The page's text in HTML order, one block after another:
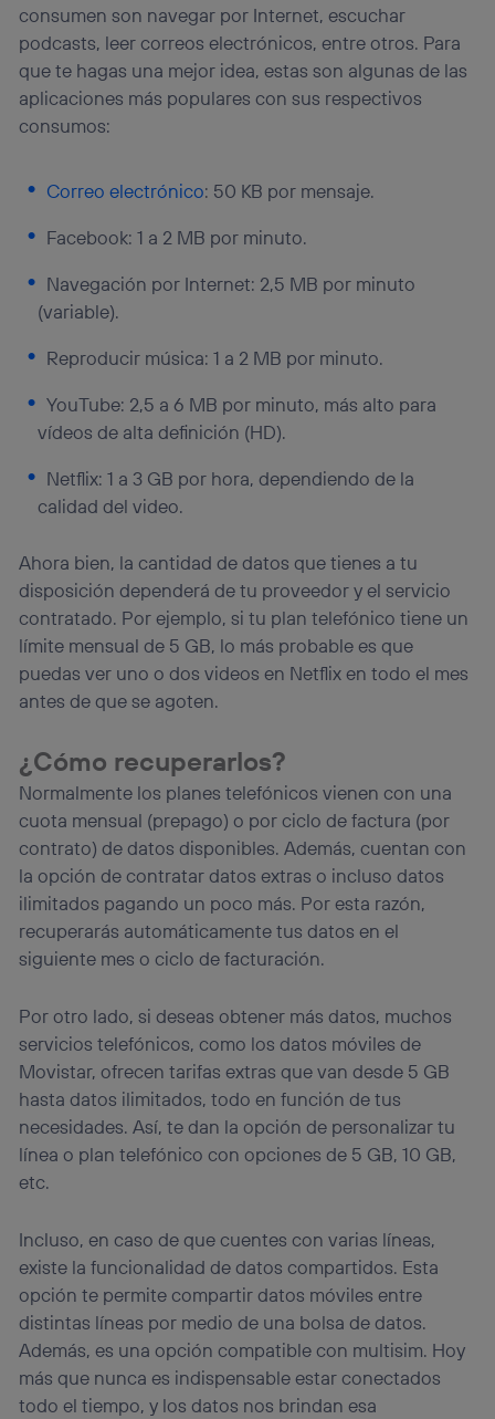
consumen son navegar por Internet, escuchar
podcasts, leer correos electrónicos, entre otros. Para
que te hagas una mejor idea, estas son algunas de las
aplicaciones más populares con sus respectivos
consumos:
Correo electrónico: 50 KB por mensaje.
Facebook: 1 a 2 MB por minuto.
Navegación por Internet: 2,5 MB por minuto
(variable).
Reproducir música: 1 a 2 MB por minuto.
YouTube: 2,5 a 6 MB por minuto, más alto para
vídeos de alta definición (HD).
Netflix: 1 a 3 GB por hora, dependiendo de la
calidad del video.
Ahora bien, la cantidad de datos que tienes a tu
disposición dependerá de tu proveedor y el servicio
contratado. Por ejemplo, si tu plan telefónico tiene un
límite mensual de 5 GB, lo más probable es que
puedas ver uno o dos videos en Netflix en todo el mes
antes de que se agoten.
¿Cómo recuperarlos?
Normalmente los planes telefónicos vienen con una
cuota mensual (prepago) o por ciclo de factura (por
contrato) de datos disponibles. Además, cuentan con
la opción de contratar datos extras o incluso datos
ilimitados pagando un poco más. Por esta razón,
recuperarás automáticamente tus datos en el
siguiente mes o ciclo de facturación.
Por otro lado, si deseas obtener más datos, muchos
servicios telefónicos, como los datos móviles de
Movistar, ofrecen tarifas extras que van desde 5 GB
hasta datos ilimitados, todo en función de tus
necesidades. Así, te dan la opción de personalizar tu
línea o plan telefónico con opciones de 5 GB, 10 GB,
etc.
Incluso, en caso de que cuentes con varias líneas,
existe la funcionalidad de datos compartidos. Esta
opción te permite compartir datos móviles entre
distintas líneas por medio de una bolsa de datos.
Además, es una opción compatible con multisim. Hoy
más que nunca es indispensable estar conectados
todo el tiempo, y los datos nos brindan esa